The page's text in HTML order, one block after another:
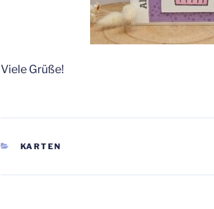
Viele Grüße!
KATEGORIEN
KARTEN